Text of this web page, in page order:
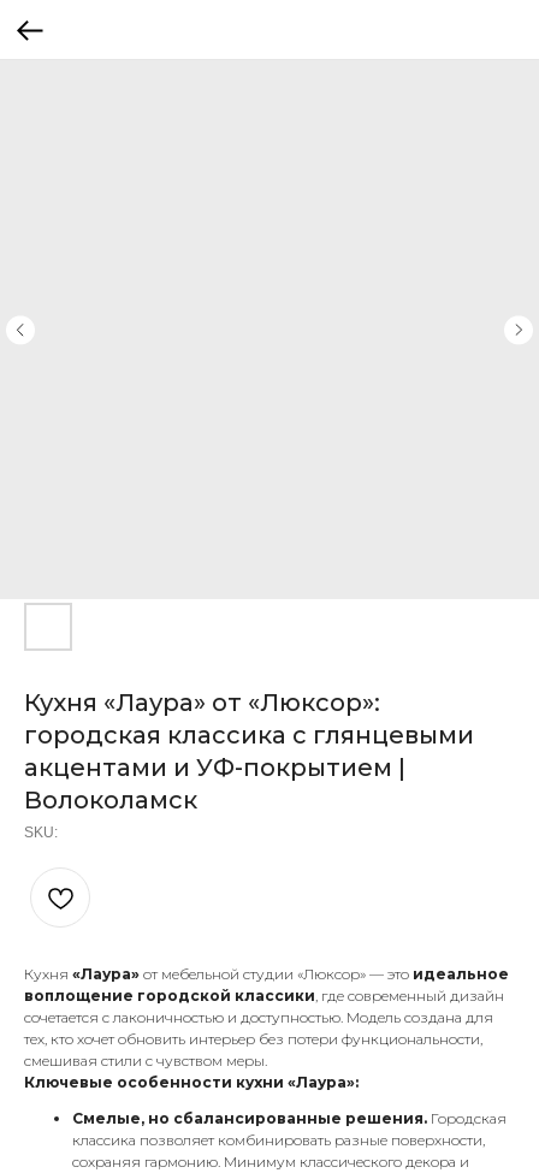
Кухня «Лаура» от «Люксор»:
городская классика с глянцевыми
акцентами и УФ-покрытием |
Волоколамск
SKU:
Кухня «Лаура» от мебельной студии «Люксор» — это идеальное
воплощение городской классики, где современный дизайн
сочетается с лаконичностью и доступностью. Модель создана для
тех, кто хочет обновить интерьер без потери функциональности,
смешивая стили с чувством меры.
Ключевые особенности кухни «Лаура»:
Смелые, но сбалансированные решения. Городская
классика позволяет комбинировать разные поверхности,
сохраняя гармонию. Минимум классического декора и